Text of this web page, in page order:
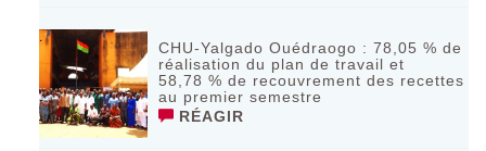
CHU-Yalgado Ouédraogo : 78,05 % de
réalisation du plan de travail et
58,78 % de recouvrement des recettes
au premier semestre
RÉAGIR